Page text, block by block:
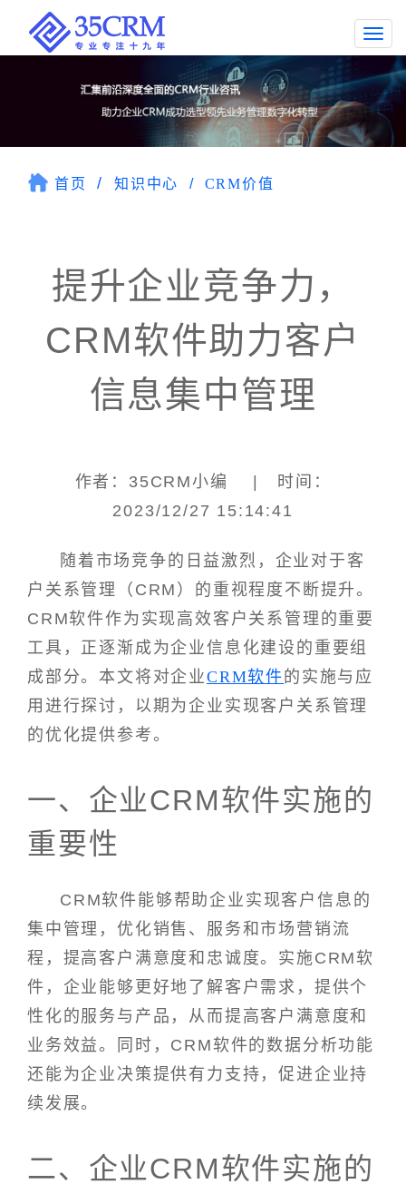
首页 知识中心 CRM价值
提升企业竞争力，
CRM软件助力客户
信息集中管理
作者：35CRM小编 | 时间：
2023/12/27 15:14:41
随着市场竞争的日益激烈，企业对于客
户关系管理（CRM）的重视程度不断提升。
CRM软件作为实现高效客户关系管理的重要
工具，正逐渐成为企业信息化建设的重要组
成部分。本文将对企业CRM软件的实施与应
用进行探讨，以期为企业实现客户关系管理
的优化提供参考。
一、企业CRM软件实施的
重要性
CRM软件能够帮助企业实现客户信息的
集中管理，优化销售、服务和市场营销流
程，提高客户满意度和忠诚度。实施CRM软
件，企业能够更好地了解客户需求，提供个
性化的服务与产品，从而提高客户满意度和
业务效益。同时，CRM软件的数据分析功能
还能为企业决策提供有力支持，促进企业持
续发展。
二、企业CRM软件实施的